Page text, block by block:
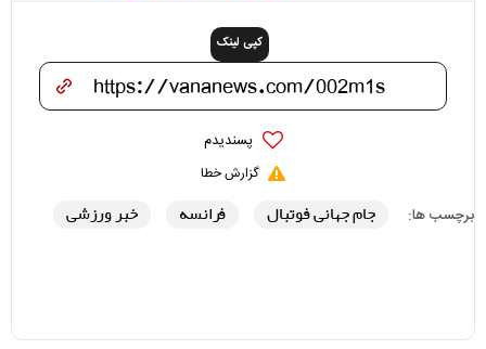
کپی لینک
پسندیدم
گزارش خطا
برچسب ها: جام جهانی فوتبال فرانسه خبر ورزشی